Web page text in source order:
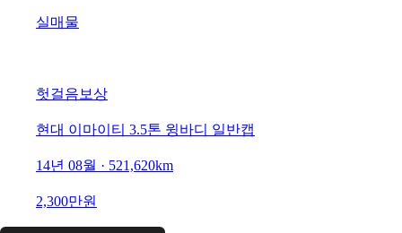
실매물
헛걸음보상
현대 이마이티 3.5톤 윙바디 일반캡
14년 08월 · 521,620km
2,300만원